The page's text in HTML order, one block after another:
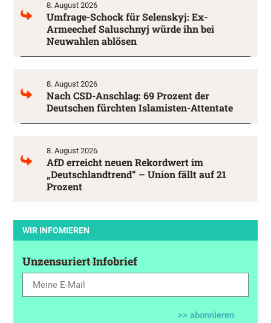
8. August 2026
Umfrage-Schock für Selenskyj: Ex-
Armeechef Saluschnyj würde ihn bei
Neuwahlen ablösen
8. August 2026
Nach CSD-Anschlag: 69 Prozent der
Deutschen fürchten Islamisten-Attentate
8. August 2026
AfD erreicht neuen Rekordwert im
„Deutschlandtrend“ – Union fällt auf 21
Prozent
WIR INFOMIEREN
Unzensuriert Infobrief
>> abonnieren